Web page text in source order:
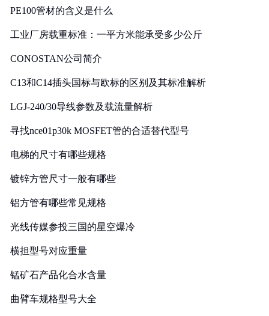
PE100管材的含义是什么
工业厂房载重标准：一平方米能承受多少公斤
CONOSTAN公司简介
C13和C14插头国标与欧标的区别及其标准解析
LGJ-240/30导线参数及载流量解析
寻找nce01p30k MOSFET管的合适替代型号
电梯的尺寸有哪些规格
镀锌方管尺寸一般有哪些
铝方管有哪些常见规格
光线传媒参投三国的星空爆冷
横担型号对应重量
锰矿石产品化合水含量
曲臂车规格型号大全